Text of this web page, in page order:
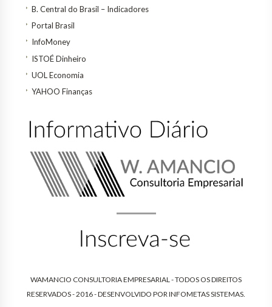
B. Central do Brasil – Indicadores
Portal Brasil
InfoMoney
ISTOÉ Dinheiro
UOL Economia
YAHOO Finanças
WAMANCIO CONSULTORIA EMPRESARIAL - TODOS OS DIREITOS
RESERVADOS - 2016 - DESENVOLVIDO PORINFOMETAS SISTEMAS.